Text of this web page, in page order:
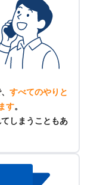
すべてのやりと
す。
しまうこともあ